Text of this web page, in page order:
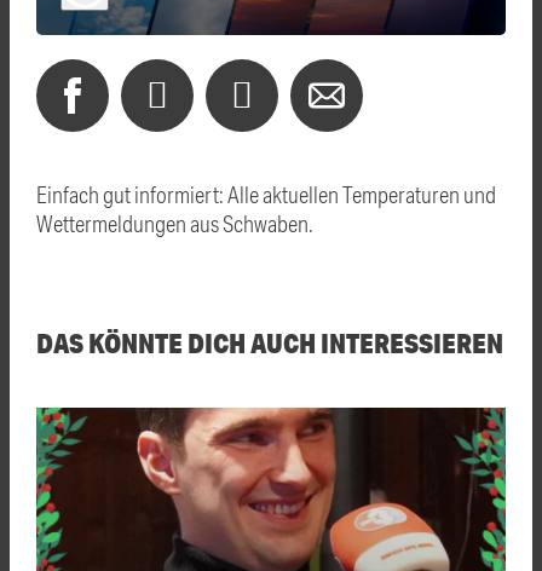
Einfach gut informiert: Alle aktuellen Temperaturen und
Wettermeldungen aus Schwaben.
DAS KÖNNTE DICH AUCH INTERESSIEREN